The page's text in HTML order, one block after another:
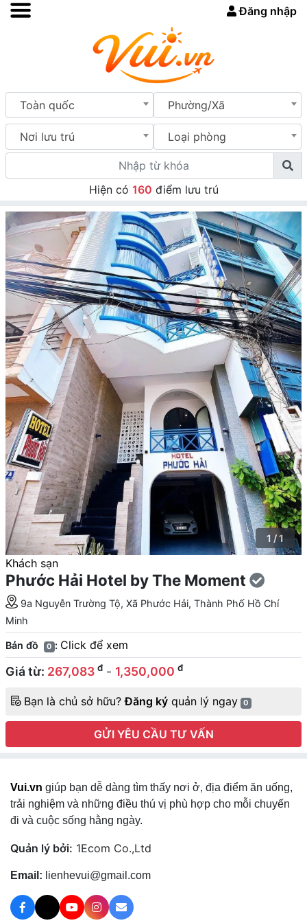
Đăng nhập
Toàn quốc Phường/Xã
Nơi lưu trú Loại phòng
Hiện có 160 điểm lưu trú
1 / 1
Khách sạn
Phước Hải Hotel by The Moment
9a Nguyễn Trường Tộ, Xã Phước Hải, Thành Phố Hồ Chí
Minh
Bản đồ 0 : Click để xem
Giá từ: 267,083 đ - 1,350,000 đ
Bạn là chủ sở hữu?Đăng ký quản lý ngay 0
GỬI YÊU CẦU TƯ VẤN
Vui.vn giúp bạn dễ dàng tìm thấy nơi ở, địa điểm ăn uống,
trải nghiệm và những điều thú vị phù hợp cho mỗi chuyến
đi và cuộc sống hằng ngày.
Quản lý bởi: 1Ecom Co.,Ltd
Email: lienhevui@gmail.com